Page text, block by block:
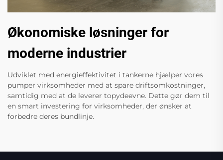
Økonomiske løsninger for
moderne industrier
Udviklet med energieffektivitet i tankerne hjælper vores
pumper virksomheder med at spare driftsomkostninger,
samtidig med at de leverer topydeevne. Dette gør dem til
en smart investering for virksomheder, der ønsker at
forbedre deres bundlinje.